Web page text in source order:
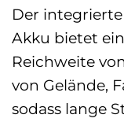
Der
Akku bietet
Reichweite
von Gelände,
sodass lange